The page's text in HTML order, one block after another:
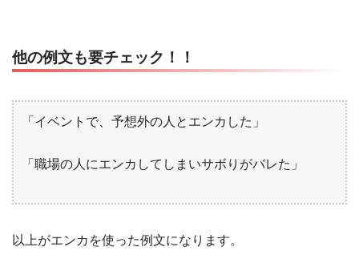
他の例文も要チェック！！
「イベントで、予想外の人とエンカした」
「職場の人にエンカしてしまいサボりがバレた」
以上がエンカを使った例文になります。